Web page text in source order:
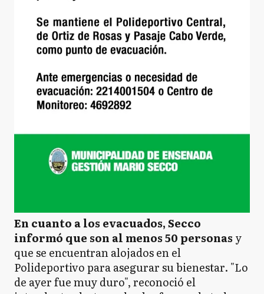
En cuanto a los evacuados, Secco
informó que son al menos 50 personas y
que se encuentran alojados en el
Polideportivo para asegurar su bienestar. "Lo
de ayer fue muy duro", reconoció el